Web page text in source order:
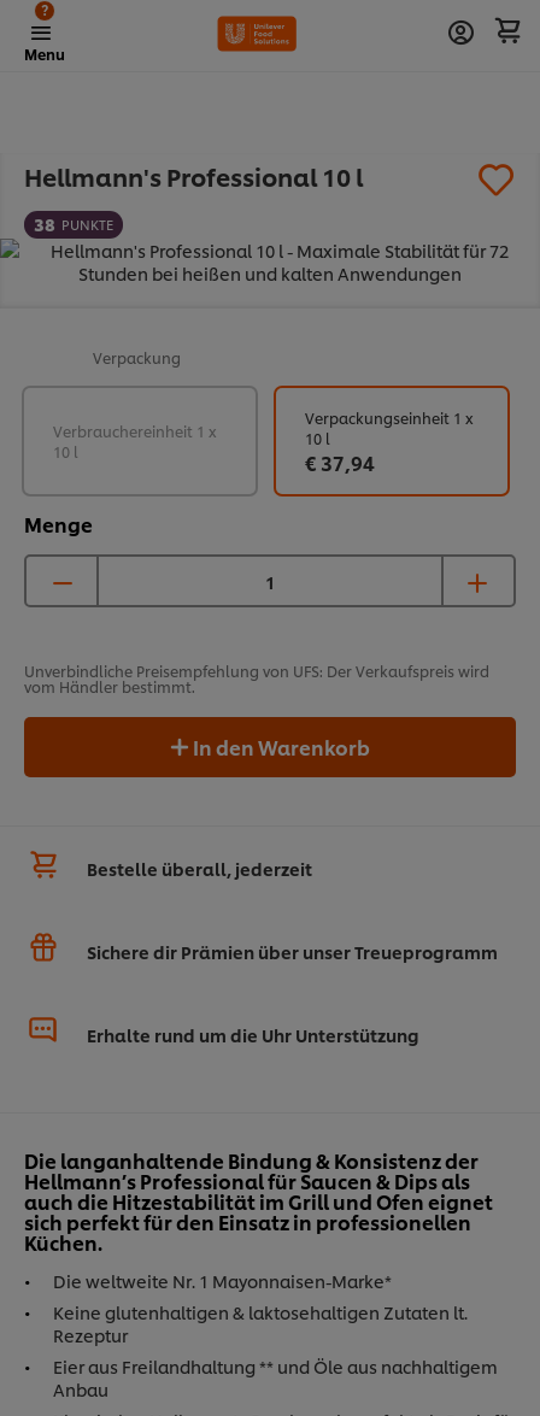
Menu
?
Hellmann's Professional 10 l
38 PUNKTE
Verpackung
Menge
Verbrauchereinheit 1 x
10 l
Verpackungseinheit 1 x
10 l
€ 37,94
Unverbindliche Preisempfehlung von UFS: Der Verkaufspreis wird
vom Händler bestimmt.
In den Warenkorb
Bestelle überall, jederzeit
Sichere dir Prämien über unser Treueprogramm
Erhalte rund um die Uhr Unterstützung
Die langanhaltende Bindung & Konsistenz der
Hellmann’s Professional für Saucen & Dips als
auch die Hitzestabilität im Grill und Ofen eignet
sich perfekt für den Einsatz in professionellen
Küchen.
Die weltweite Nr. 1 Mayonnaisen-Marke*
Keine glutenhaltigen & laktosehaltigen Zutaten lt.
Rezeptur
Eier aus Freilandhaltung ** und Öle aus nachhaltigem
Anbau